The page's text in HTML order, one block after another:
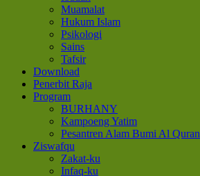
Muamalat
Hukum Islam
Psikologi
Sains
Tafsir
Download
Penerbit Raja
Program
BURHANY
Kampoeng Yatim
Pesantren Alam Bumi Al Quran
Ziswafqu
Zakat-ku
Infaq-ku